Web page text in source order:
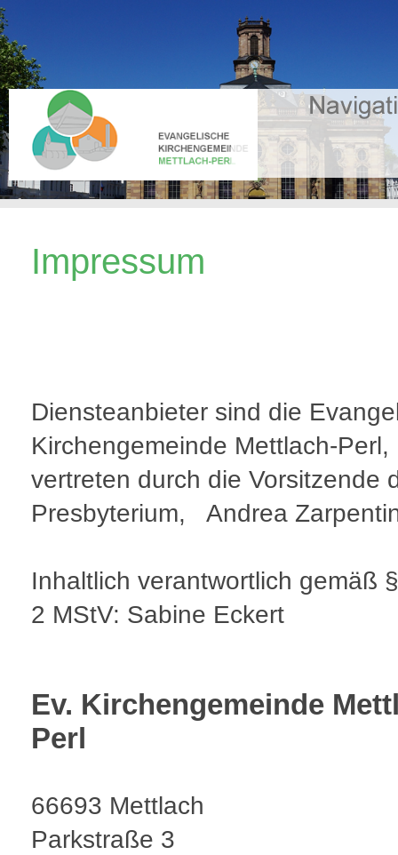
Impressum
Diensteanbieter sind die
Kirchengemeinde Mettlach-Perl,
vertreten durch die Vorsitzende
Presbyterium, Andrea
Inhaltlich verantwortlich gemäß
2 MStV: Sabine Eckert
Ev. Kirchengemeinde
Perl
66693 Mettlach
Parkstraße 3